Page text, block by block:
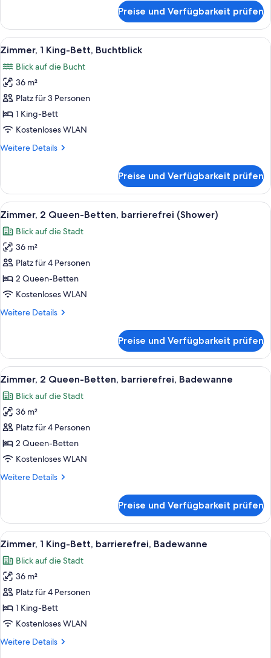
2 Queen-
Betten,
Buchtblick
Preise und Verfügbarkeit prüfen
Alle
Fotos
für
Zimmer,
1 King-
Bett,
Buchtblick
Ein modernes Hotelzimmer mit
18
Zimmer, 1 King-Bett, Buchtblick
Blick auf die Bucht
36 m²
Platz für 3 Personen
1 King-Bett
Kostenloses WLAN
Weitere Details
Weitere
1 King-
Bett,
Buchtblick
Preise und Verfügbarkeit prüfen
Alle
Fotos
für
Zimmer,
2 Queen-
Betten,
barrierefrei
anzeigen
Ein Hotelkorridor mit einem
18
Zimmer, 2 Queen-Betten, barrierefrei (Shower)
Blick auf die Stadt
36 m²
Platz für 4 Personen
2 Queen-Betten
Kostenloses WLAN
Weitere Details
Weitere
2 Queen-
Betten,
barrierefrei
Preise und Verfügbarkeit prüfen
Alle
Fotos
für
Zimmer,
2 Queen-
Betten,
barrierefrei,
anzeigen
Ein Hotelkorridor mit einem
16
Zimmer, 2 Queen-Betten, barrierefrei, Badewanne
Blick auf die Stadt
36 m²
Platz für 4 Personen
2 Queen-Betten
Kostenloses WLAN
Weitere Details
Weitere
2 Queen-
Betten,
barrierefrei,
Preise und Verfügbarkeit prüfen
Alle
Fotos
für
Zimmer,
1 King-
Bett,
barrierefrei,
anzeigen
Ein Hotelkorridor mit einem
13
Zimmer, 1 King-Bett, barrierefrei, Badewanne
Blick auf die Stadt
36 m²
Platz für 4 Personen
1 King-Bett
Kostenloses WLAN
Weitere Details
Weitere